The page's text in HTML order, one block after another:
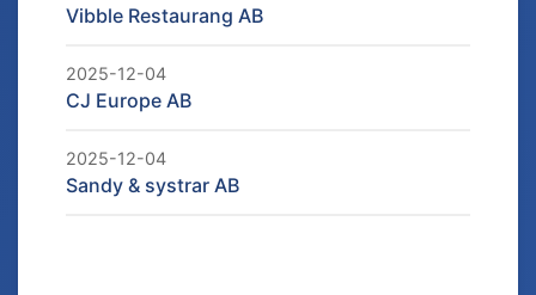
Vibble Restaurang AB
2025-12-04
CJ Europe AB
2025-12-04
Sandy & systrar AB